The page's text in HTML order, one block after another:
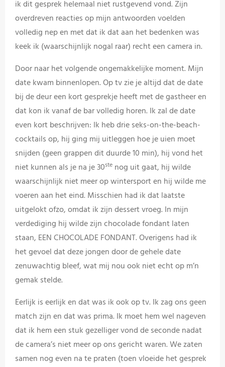
ik dit gesprek helemaal niet rustgevend vond. Zijn
overdreven reacties op mijn antwoorden voelden
volledig nep en met dat ik dat aan het bedenken was
keek ik (waarschijnlijk nogal raar) recht een camera in.
Door naar het volgende ongemakkelijke moment. Mijn
date kwam binnenlopen. Op tv zie je altijd dat de date
bij de deur een kort gesprekje heeft met de gastheer en
dat kon ik vanaf de bar volledig horen. Ik zal de date
even kort beschrijven: Ik heb drie seks-on-the-beach-
cocktails op, hij ging mij uitleggen hoe je uien moet
snijden (geen grappen dit duurde 10 min), hij vond het
niet kunnen als je na je 30ste nog uit gaat, hij wilde
waarschijnlijk niet meer op wintersport en hij wilde me
voeren aan het eind. Misschien had ik dat laatste
uitgelokt ofzo, omdat ik zijn dessert vroeg. In mijn
verdediging hij wilde zijn chocolade fondant laten
staan, EEN CHOCOLADE FONDANT. Overigens had ik
het gevoel dat deze jongen door de gehele date
zenuwachtig bleef, wat mij nou ook niet echt op m’n
gemak stelde.
Eerlijk is eerlijk en dat was ik ook op tv. Ik zag ons geen
match zijn en dat was prima. Ik moet hem wel nageven
dat ik hem een stuk gezelliger vond de seconde nadat
de camera’s niet meer op ons gericht waren. We zaten
samen nog even na te praten (toen vloeide het gesprek